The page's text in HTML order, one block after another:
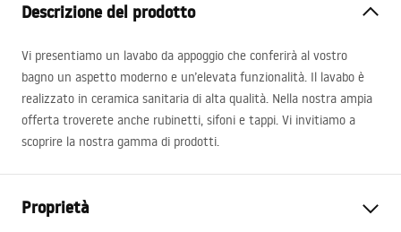
Descrizione del prodotto
Vi presentiamo un lavabo da appoggio che conferirà al vostro
bagno un aspetto moderno e un’elevata funzionalità. Il lavabo è
realizzato in ceramica sanitaria di alta qualità. Nella nostra ampia
offerta troverete anche rubinetti, sifoni e tappi. Vi invitiamo a
scoprire la nostra gamma di prodotti.
Proprietà